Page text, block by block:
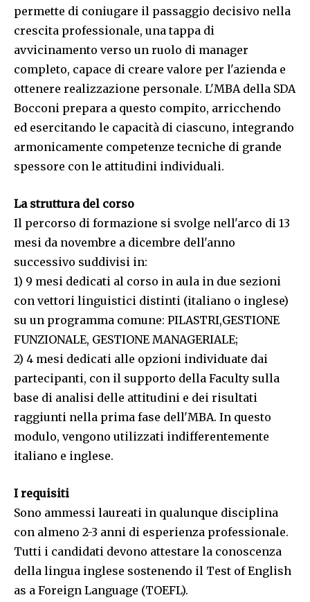
permette di coniugare il passaggio decisivo nella
crescita professionale, una tappa di
avvicinamento verso un ruolo di manager
completo, capace di creare valore per l'azienda e
ottenere realizzazione personale. L'MBA della SDA
Bocconi prepara a questo compito, arricchendo
ed esercitando le capacità di ciascuno, integrando
armonicamente competenze tecniche di grande
spessore con le attitudini individuali.
La struttura del corso
Il percorso di formazione si svolge nell'arco di 13
mesi da novembre a dicembre dell'anno
successivo suddivisi in:
1) 9 mesi dedicati al corso in aula in due sezioni
con vettori linguistici distinti (italiano o inglese)
su un programma comune: PILASTRI,GESTIONE
FUNZIONALE, GESTIONE MANAGERIALE;
2) 4 mesi dedicati alle opzioni individuate dai
partecipanti, con il supporto della Faculty sulla
base di analisi delle attitudini e dei risultati
raggiunti nella prima fase dell'MBA. In questo
modulo, vengono utilizzati indifferentemente
italiano e inglese.
I requisiti
Sono ammessi laureati in qualunque disciplina
con almeno 2-3 anni di esperienza professionale.
Tutti i candidati devono attestare la conoscenza
della lingua inglese sostenendo il Test of English
as a Foreign Language (TOEFL).